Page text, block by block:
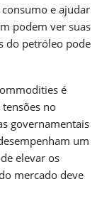
e ajudar
podem ver suas
do petróleo pode
é
no
governamentais
um
elevar os
mercado deve